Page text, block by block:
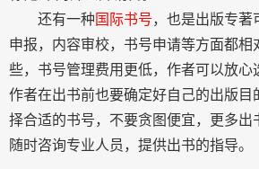
还有一种 国际书号，也是出版专著
申报，内容审校，书号申请等方面都相
些，书号管理费用更低，作者可以放心
作者在出书前也要确定好自己的出版目
择合适的书号，不要贪图便宜，更多出
随时咨询专业人员，提供出书的指导。